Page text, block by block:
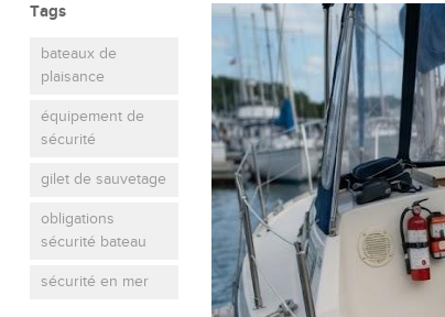
Tags
bateaux de
plaisance
équipement de
sécurité
gilet de sauvetage
obligations
sécurité bateau
sécurité en mer